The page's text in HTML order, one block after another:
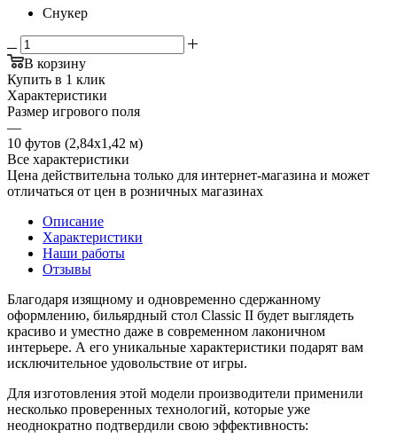
Снукер
В корзину
Купить в 1 клик
Характеристики
Размер игрового поля
—
10 футов (2,84х1,42 м)
Все характеристики
Цена действительна только для интернет-магазина и может
отличаться от цен в розничных магазинах
Описание
Характеристики
Наши работы
Отзывы
Благодаря изящному и одновременно сдержанному
оформлению, бильярдный стол Classic II будет выглядеть
красиво и уместно даже в современном лаконичном
интерьере. А его уникальные характеристики подарят вам
исключительное удовольствие от игры.
Для изготовления этой модели производители применили
несколько проверенных технологий, которые уже
неоднократно подтвердили свою эффективность: